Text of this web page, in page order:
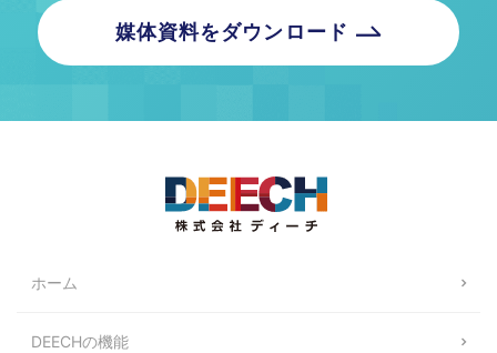
媒体資料をダウンロード
ホーム
DEECHの機能